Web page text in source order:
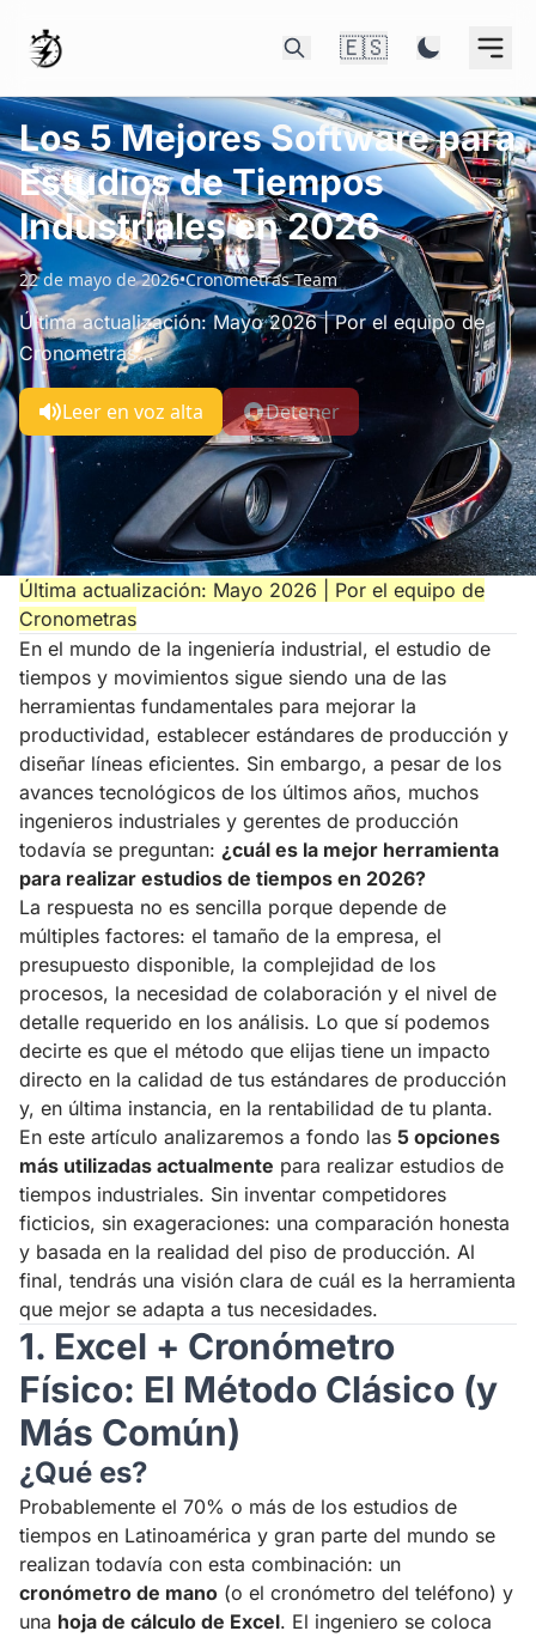
🇪🇸
Los 5 Mejores Software para
Estudios de Tiempos
Industriales en 2026
22 de mayo de 2026•Cronometras Team
Última actualización: Mayo 2026 | Por el equipo de
Cronometras...
Leer en voz alta Detener
Última actualización: Mayo 2026 | Por el equipo de
Cronometras
En el mundo de la ingeniería industrial, el estudio de
tiempos y movimientos sigue siendo una de las
herramientas fundamentales para mejorar la
productividad, establecer estándares de producción y
diseñar líneas eficientes. Sin embargo, a pesar de los
avances tecnológicos de los últimos años, muchos
ingenieros industriales y gerentes de producción
todavía se preguntan: ¿cuál es la mejor herramienta
para realizar estudios de tiempos en 2026?
La respuesta no es sencilla porque depende de
múltiples factores: el tamaño de la empresa, el
presupuesto disponible, la complejidad de los
procesos, la necesidad de colaboración y el nivel de
detalle requerido en los análisis. Lo que sí podemos
decirte es que el método que elijas tiene un impacto
directo en la calidad de tus estándares de producción
y, en última instancia, en la rentabilidad de tu planta.
En este artículo analizaremos a fondo las 5 opciones
más utilizadas actualmente para realizar estudios de
tiempos industriales. Sin inventar competidores
ficticios, sin exageraciones: una comparación honesta
y basada en la realidad del piso de producción. Al
final, tendrás una visión clara de cuál es la herramienta
que mejor se adapta a tus necesidades.
1. Excel + Cronómetro
Físico: El Método Clásico (y
Más Común)
¿Qué es?
Probablemente el 70% o más de los estudios de
tiempos en Latinoamérica y gran parte del mundo se
realizan todavía con esta combinación: un
cronómetro de mano (o el cronómetro del teléfono) y
una hoja de cálculo de Excel. El ingeniero se coloca